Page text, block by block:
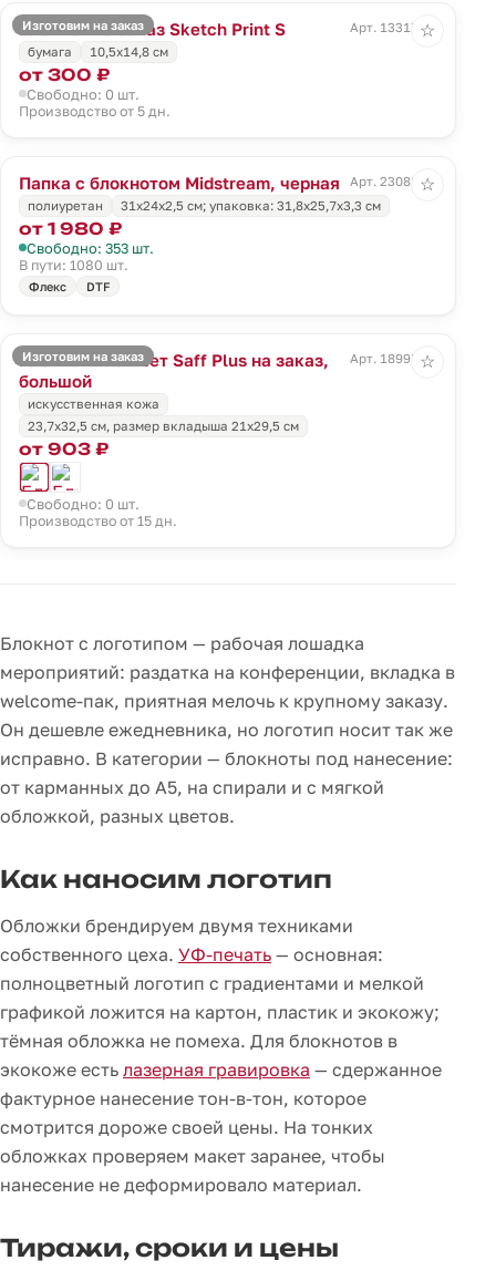
Изготовим на заказ
Блокнот на заказ Sketch Print S
Арт. 13317.00
бумага
10,5х14,8 см
от 300 ₽
Свободно: 0 шт.
Производство от 5 дн.
☆
Папка с блокнотом Midstream, черная
Арт. 23088.30
полиуретан
31х24х2,5 см; упаковка: 31,8х25,7х3,3 см
от 1 980 ₽
Свободно: 353 шт.
В пути: 1080 шт.
Флекс DTF
☆
Изготовим на заказ
Блокнот-планшет Saff Plus на заказ,
большой
Арт. 18997.02
искусственная кожа
23,7х32,5 см, размер вкладыша 21x29,5 см
от 903 ₽
Свободно: 0 шт.
Производство от 15 дн.
☆
Блокнот с логотипом — рабочая лошадка
мероприятий: раздатка на конференции, вкладка в
welcome-пак, приятная мелочь к крупному заказу.
Он дешевле ежедневника, но логотип носит так же
исправно. В категории — блокноты под нанесение:
от карманных до А5, на спирали и с мягкой
обложкой, разных цветов.
Как наносим логотип
Обложки брендируем двумя техниками
собственного цеха. УФ-печать — основная:
полноцветный логотип с градиентами и мелкой
графикой ложится на картон, пластик и экокожу;
тёмная обложка не помеха. Для блокнотов в
экокоже есть лазерная гравировка — сдержанное
фактурное нанесение тон-в-тон, которое
смотрится дороже своей цены. На тонких
обложках проверяем макет заранее, чтобы
нанесение не деформировало материал.
Тиражи, сроки и цены